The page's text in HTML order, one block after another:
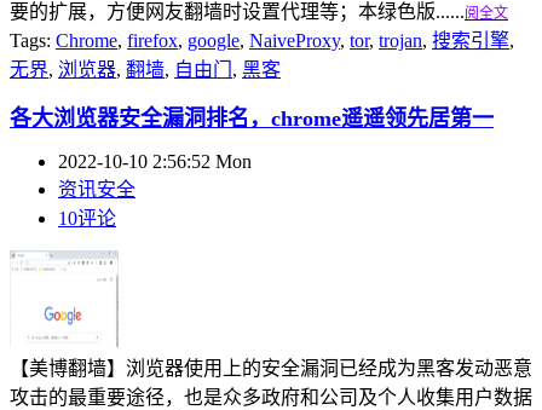
要的扩展，方便网友翻墙时设置代理等；本绿色版......阅全文
Tags: Chrome, firefox, google, NaiveProxy, tor, trojan, 搜索引擎,
无界, 浏览器, 翻墙, 自由门 , 黑客
各大浏览器安全漏洞排名，chrome遥遥领先居第一
2022-10-10 2:56:52 Mon
资讯安全
10评论
【美博翻墙】浏览器使用上的安全漏洞已经成为黑客发动恶意
攻击的最重要途径，也是众多政府和公司及个人收集用户数据